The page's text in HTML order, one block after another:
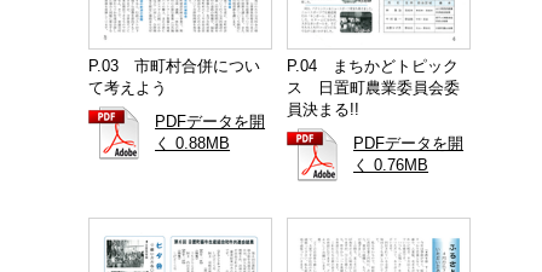
P.03 市町村合併につい
て考えよう
PDFデータを開
く 0.88MB
P.04 まちかどトピック
ス 日置町農業委員会委
員決まる!!
PDFデータを開
く 0.76MB